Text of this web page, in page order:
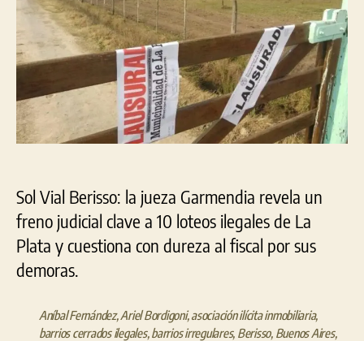
Sol Vial Berisso: la jueza Garmendia revela un
freno judicial clave a 10 loteos ilegales de La
Plata y cuestiona con dureza al fiscal por sus
demoras.
Aníbal Fernández,Ariel Bordigoni,asociación ilícita inmobiliaria,
barrios cerrados ilegales,barrios irregulares, Berisso, Buenos Aires,